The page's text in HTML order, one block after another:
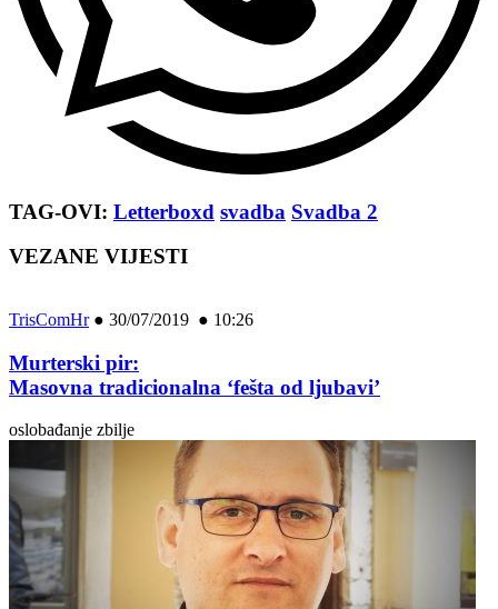
TAG-OVI: Letterboxd svadba Svadba 2
VEZANE VIJESTI
TrisComHr● 30/07/2019 ● 10:26
Murterski pir:
Masovna tradicionalna ‘fešta od ljubavi’
oslobađanje zbilje